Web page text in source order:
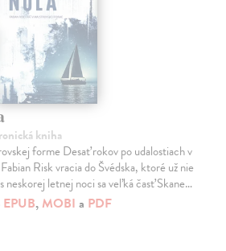
kniha
forme Desať rokov po udalostiach v
Risk vracia do Švédska, ktoré už nie
neskorej letnej noci sa veľká časť Skane…
EPUB, MOBI a PDF